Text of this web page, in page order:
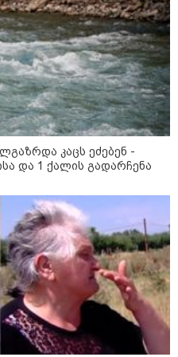
დაზღვევა და
კაცს ეძებენ -
და 1 ქალის გადარჩენა